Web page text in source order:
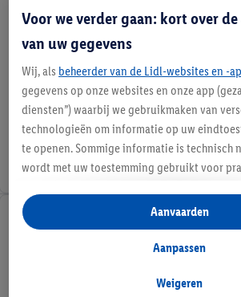
Voor we verder gaan: kort over
van uw gegevens
Wij, als beheerder van de Lidl-websites en -
gegevens op onze websites en onze app
diensten”) waarbij we gebruikmaken van
technologieën om informatie op uw
te openen. Sommige informatie is technisch
wordt met uw toestemming gebruikt voor
reclame binnen en buiten de Lidl-diensten
deelneemt aan het Lidl Plus-programma,
doeleinden eveneens gegevens over uw
Als u hier uw toestemming geeft voor
Weigeren
Aanpassen
Aanvaarden